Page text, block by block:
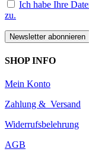
Ich habe Ihre
zu.
SHOP INFO
Mein Konto
Zahlung & Versand
Widerrufsbelehrung
AGB